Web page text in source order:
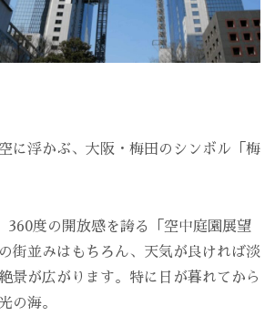
に浮かぶ、大阪・梅田のシンボル「梅
360度の開放感を誇る「空中庭園展望
街並みはもちろん、天気が良ければ淡
景が広がります。特に日が暮れてから
の海。